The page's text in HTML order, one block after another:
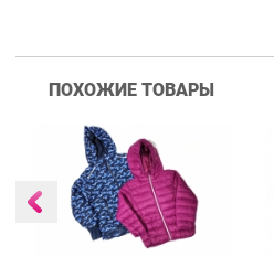
ПОХОЖИЕ ТОВАРЫ